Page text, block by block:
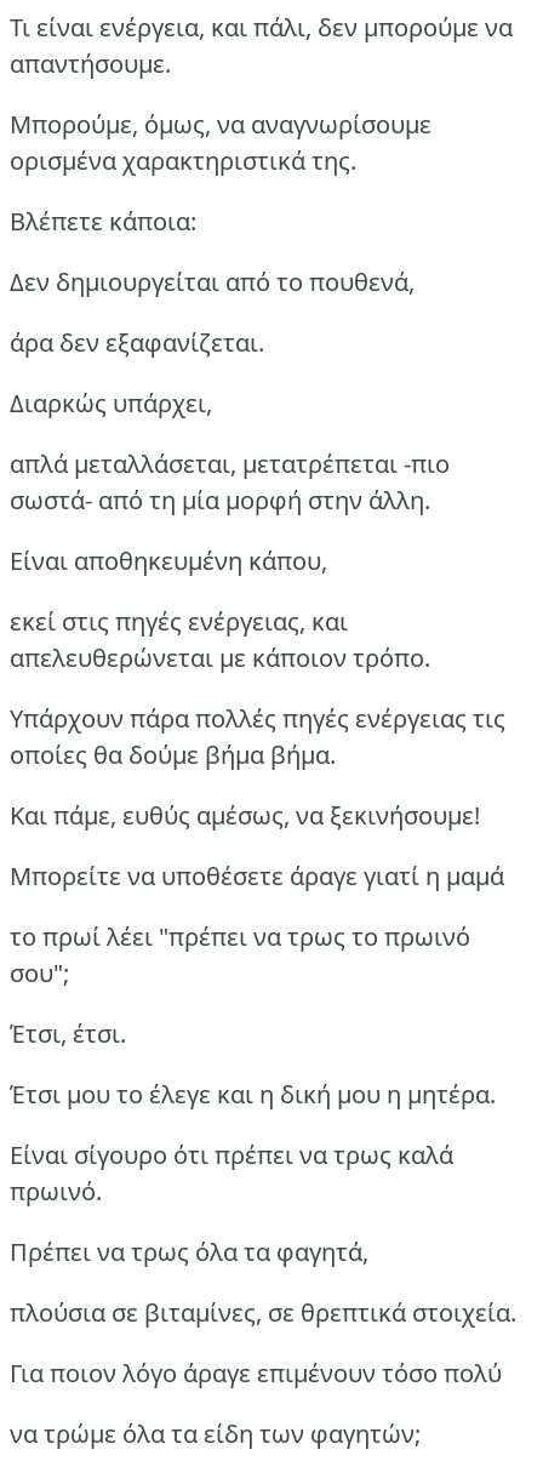
Τι είναι ενέργεια, και πάλι, δεν μπορούμε να
απαντήσουμε.
Μπορούμε, όμως, να αναγνωρίσουμε
ορισμένα χαρακτηριστικά της.
Βλέπετε κάποια:
Δεν δημιουργείται από το πουθενά,
άρα δεν εξαφανίζεται.
Διαρκώς υπάρχει,
απλά μεταλλάσεται, μετατρέπεται -πιο
σωστά- από τη μία μορφή στην άλλη.
Είναι αποθηκευμένη κάπου,
εκεί στις πηγές ενέργειας, και
απελευθερώνεται με κάποιον τρόπο.
Υπάρχουν πάρα πολλές πηγές ενέργειας τις
οποίες θα δούμε βήμα βήμα.
Και πάμε, ευθύς αμέσως, να ξεκινήσουμε!
Μπορείτε να υποθέσετε άραγε γιατί η μαμά
το πρωί λέει "πρέπει να τρως το πρωινό
σου";
Έτσι, έτσι.
Έτσι μου το έλεγε και η δική μου η μητέρα.
Είναι σίγουρο ότι πρέπει να τρως καλά
πρωινό.
Πρέπει να τρως όλα τα φαγητά,
πλούσια σε βιταμίνες, σε θρεπτικά στοιχεία.
Για ποιον λόγο άραγε επιμένουν τόσο πολύ
να τρώμε όλα τα είδη των φαγητών;